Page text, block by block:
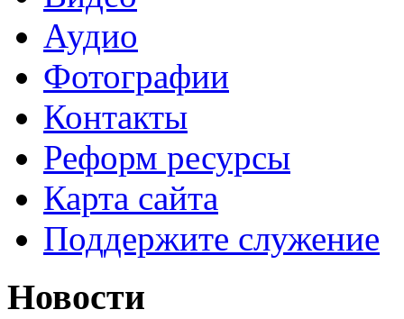
Аудио
Фотографии
Контакты
Реформ ресурсы
Карта сайта
Поддержите служение
Новости